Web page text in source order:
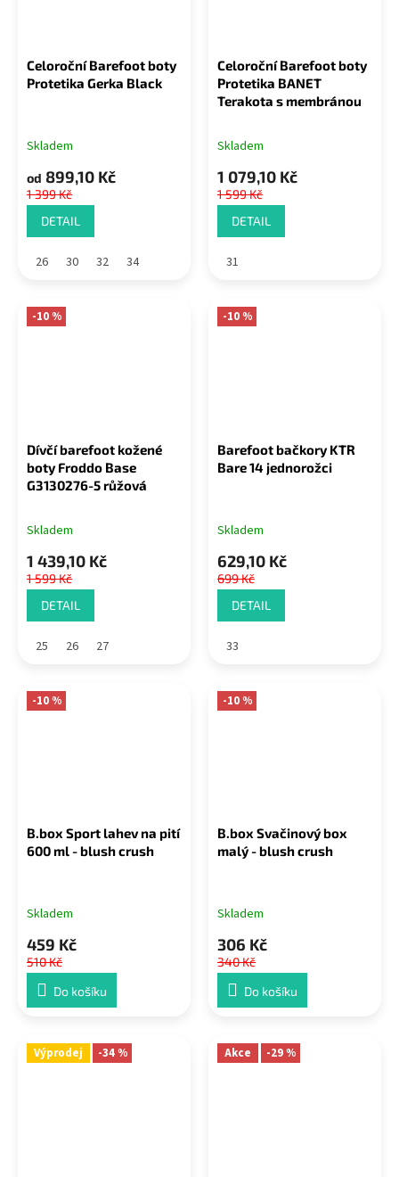
Celoroční Barefoot boty
Protetika Gerka Black
Skladem
od 899,10 Kč
1 399 Kč
DETAIL
26 30 32 34
Celoroční Barefoot boty
Protetika BANET
Terakota s membránou
Skladem
1 079,10 Kč
1 599 Kč
DETAIL
31
-10 %
Dívčí barefoot kožené
boty Froddo Base
G3130276-5 růžová
Skladem
1 439,10 Kč
1 599 Kč
DETAIL
25 26 27
-10 %
Barefoot bačkory KTR
Bare 14 jednorožci
Skladem
629,10 Kč
699 Kč
DETAIL
33
-10 %
B.box Sport lahev na pití
600 ml - blush crush
Skladem
459 Kč
510 Kč
Do košíku
-10 %
B.box Svačinový box
malý - blush crush
Skladem
306 Kč
340 Kč
Do košíku
Výprodej -34 % Akce -29 %